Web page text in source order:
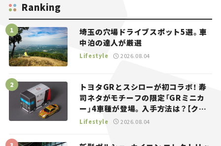
Ranking
埼玉の穴場ドライブスポット5選。車
中泊の達人が厳選
Lifestyle 2026.08.04
トヨタGRとスシローが初コラボ！ 寿
司ネタがモチーフの限定「GRミニカ
ー」4車種が登場。入手方法は？【クル
マとホビー】
Lifestyle 2026.08.04